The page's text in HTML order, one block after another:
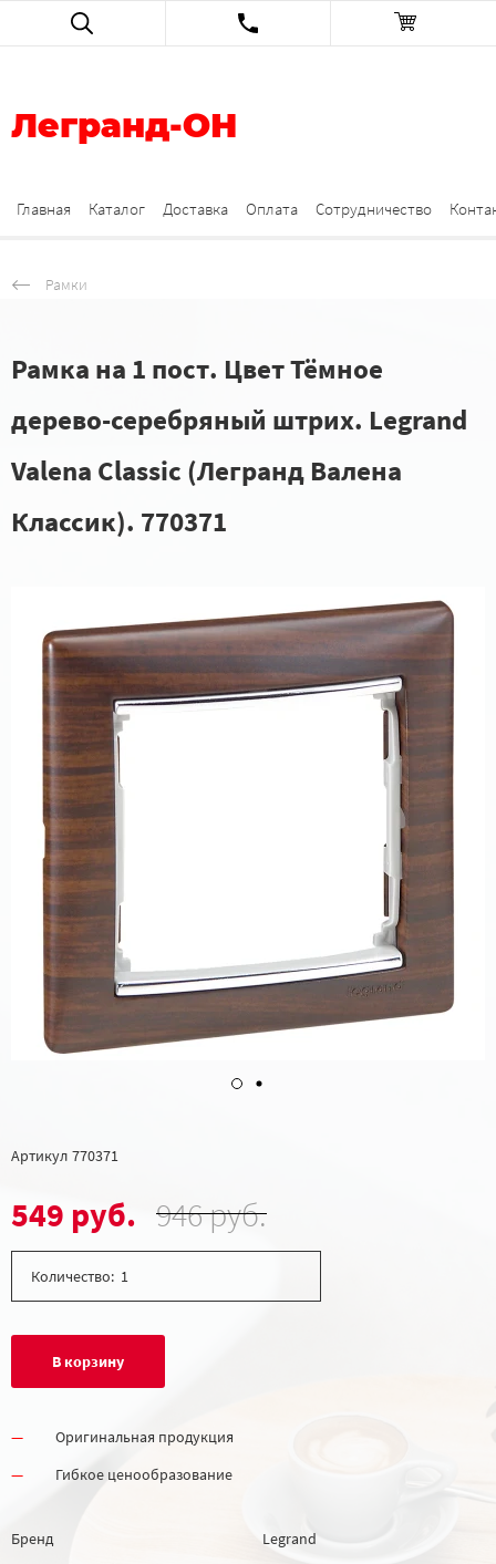
Легранд-ОН
Главная Каталог Доставка Оплата Сотрудничество
Рамки
Рамка на 1 пост. Цвет Тёмное
дерево-серебряный штрих. Legrand
Valena Classic (Легранд Валена
Классик). 770371
Артикул 770371
549 руб. 946 руб.
Количество:
В корзину
Оригинальная продукция
Гибкое ценообразование
Бренд Legrand